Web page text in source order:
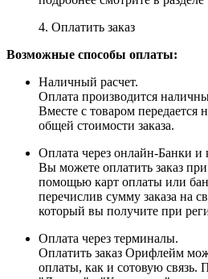
4. Оплатить заказ
Возможные способы оплаты:
Наличный расчет.
Оплата производится
Вместе с товаром передается
общей стоимости заказа.
Оплата через онлайн-Банки и
Вы можете оплатить заказ
помощью карт оплаты или
перечислив сумму заказа на
который вы получите при
Оплата через терминалы.
Оплатить заказ Орифлейм
оплаты, как и сотовую связь.